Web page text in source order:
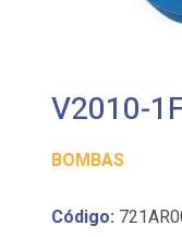
V2010-
BOMBAS
Código: